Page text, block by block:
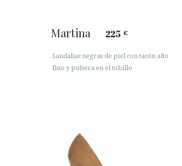
Martina 225 €
Sandalias negras de piel con tacón alto
fino y pulsera en el tobillo